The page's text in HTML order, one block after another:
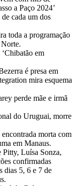
a Paço 2024’
cada um dos
toda a programação
em
é presa em
mira esquema
perde mãe e irmã
do Uruguai, morre
encontrada morta com
em Manaus.
Pitty, Luísa Sonza,
confirmadas
dias 5, 6 e 7 de